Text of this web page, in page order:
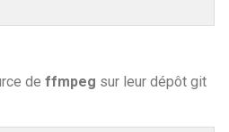
de ffmpeg sur leur dépôt git